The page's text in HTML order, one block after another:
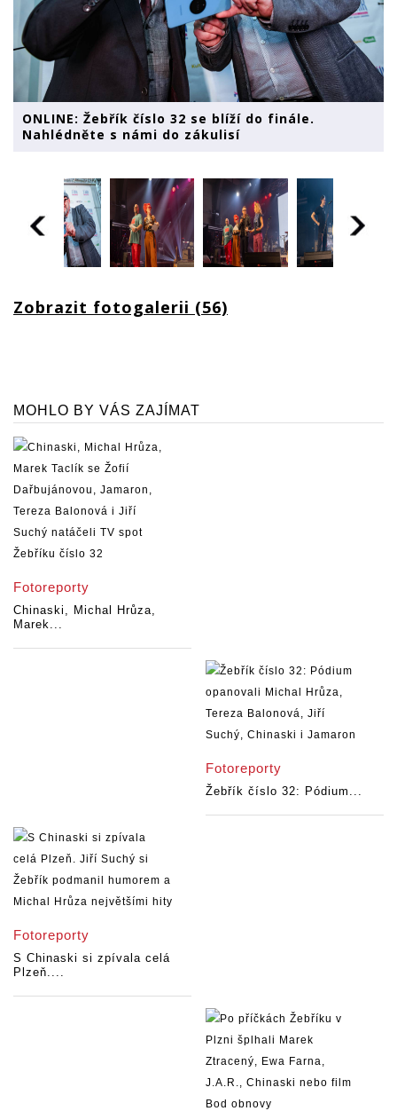
ONLINE: Žebřík číslo 32 se blíží do finále.
Nahlédněte s námi do zákulisí
Zobrazit fotogalerii (56)
MOHLO BY VÁS ZAJÍMAT
Fotoreporty
Chinaski, Michal Hrůza,
Marek...
Fotoreporty
Žebřík číslo 32: Pódium...
Fotoreporty
S Chinaski si zpívala celá
Plzeň....